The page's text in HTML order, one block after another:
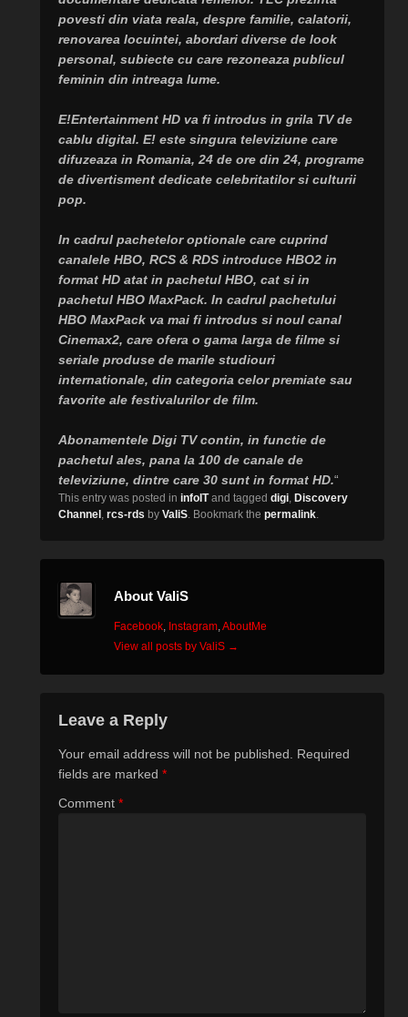
povesti din viata reala, despre familie, calatorii,
renovarea locuintei, abordari diverse de look
personal, subiecte cu care rezoneaza publicul
feminin din intreaga lume.
E!Entertainment HD va fi introdus in grila TV de
cablu digital. E! este singura televiziune care
difuzeaza in Romania, 24 de ore din 24, programe
de divertisment dedicate celebritatilor si culturii
pop.
In cadrul pachetelor optionale care cuprind
canalele HBO, RCS & RDS introduce HBO2 in
format HD atat in pachetul HBO, cat si in
pachetul HBO MaxPack. In cadrul pachetului
HBO MaxPack va mai fi introdus si noul canal
Cinemax2, care ofera o gama larga de filme si
seriale produse de marile studiouri
internationale, din categoria celor premiate sau
favorite ale festivalurilor de film.
Abonamentele Digi TV contin, in functie de
pachetul ales, pana la 100 de canale de
televiziune, dintre care 30 sunt in format HD.“
This entry was posted in infoITand tagged digi, Discovery
Channel , rcs-rds by ValiS. Bookmark the permalink.
About ValiS
Facebook, Instagram,AboutMe
View all posts by ValiS →
Leave a Reply
Your email address will not be published.
Required
fields are marked *
Comment *